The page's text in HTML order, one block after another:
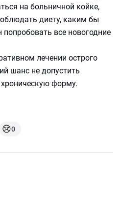
на больничной койке,
диету, каким бы
все новогодние
лечении острого
шанс не допустить
форму.
😢0